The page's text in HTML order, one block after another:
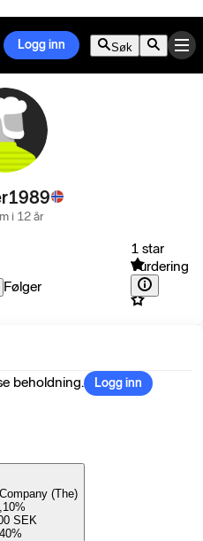
Logg inn Søk
i 12 år
Følger
1 star
Vurdering
beholdning. Logg inn
(The)
%
SEK
%